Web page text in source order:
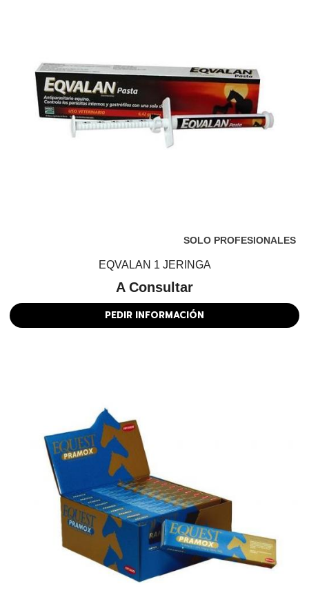
SOLO PROFESIONALES
EQVALAN 1 JERINGA
A Consultar
PEDIR INFORMACIÓN